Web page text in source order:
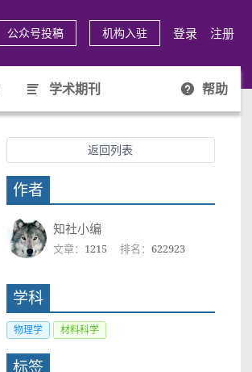
公众号投稿 机构入驻 登录 注册
学术期刊
帮助
返回列表
作者
知社小编
文章： 1215 排名： 622923
学科
物理学 材料科学
标签